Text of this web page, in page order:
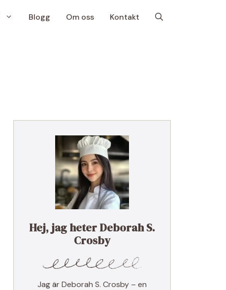
Blogg Om oss Kontakt
Hej, jag heter Deborah S.
Crosby
Jag är Deborah S. Crosby – en